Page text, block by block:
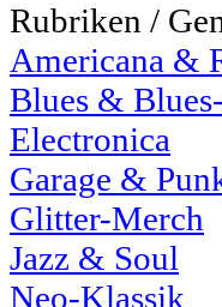
Rubriken /
Americana &
Blues &
Electronica
Garage &
Glitter-Merch
Jazz & Soul
Neo-Klassik